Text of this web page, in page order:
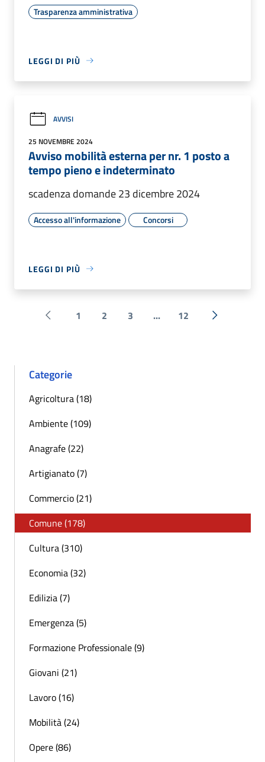
Trasparenza amministrativa
LEGGI DI PIÙ
AVVISI
25 NOVEMBRE 2024
Avviso mobilità esterna per nr. 1 posto a
tempo pieno e indeterminato
scadenza domande 23 dicembre 2024
Accesso all'informazione Concorsi
LEGGI DI PIÙ
Pagina precedente
1 2 3 ... 12 Successiva
Categorie
Agricoltura (18)
Ambiente (109)
Anagrafe (22)
Artigianato (7)
Commercio (21)
Comune (178)
Cultura (310)
Economia (32)
Edilizia (7)
Emergenza (5)
Formazione Professionale (9)
Giovani (21)
Lavoro (16)
Mobilità (24)
Opere (86)